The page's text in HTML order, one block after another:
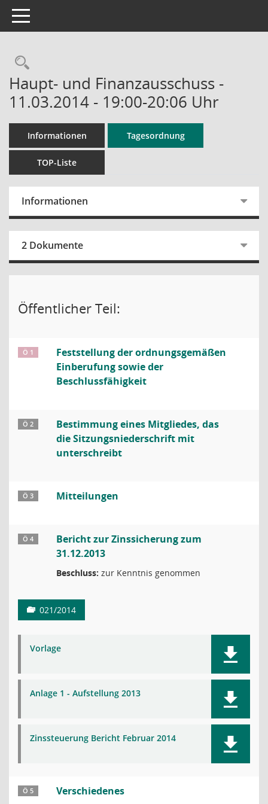
Toggle navigation
Rechercheauswahl
Haupt- und Finanzausschuss -
11.03.2014 - 19:00-20:06 Uhr
Informationen Tagesordnung
TOP-Liste
Informationen
2 Dokumente
Öffentlicher Teil:
Ö 1
Feststellung der ordnungsgemäßen
Einberufung sowie der
Beschlussfähigkeit
Ö 2
Bestimmung eines Mitgliedes, das
die Sitzungsniederschrift mit
unterschreibt
Ö 3 Mitteilungen
Ö 4
Bericht zur Zinssicherung zum
31.12.2013
Beschluss: zur Kenntnis genommen
021/2014
Vorlage
Anlage 1 - Aufstellung 2013
Zinssteuerung Bericht Februar 2014
Ö 5 Verschiedenes